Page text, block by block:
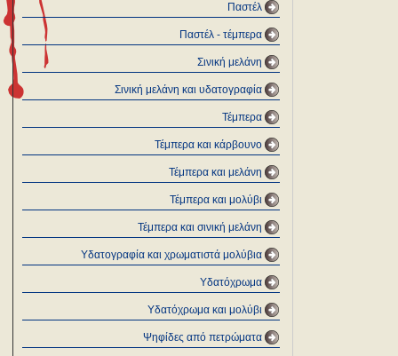
Παστέλ
Παστέλ - τέμπερα
Σινική μελάνη
Σινική μελάνη και υδατογραφία
Τέμπερα
Τέμπερα και κάρβουνο
Τέμπερα και μελάνη
Τέμπερα και μολύβι
Τέμπερα και σινική μελάνη
Υδατογραφία και χρωματιστά μολύβια
Υδατόχρωμα
Υδατόχρωμα και μολύβι
Ψηφίδες από πετρώματα